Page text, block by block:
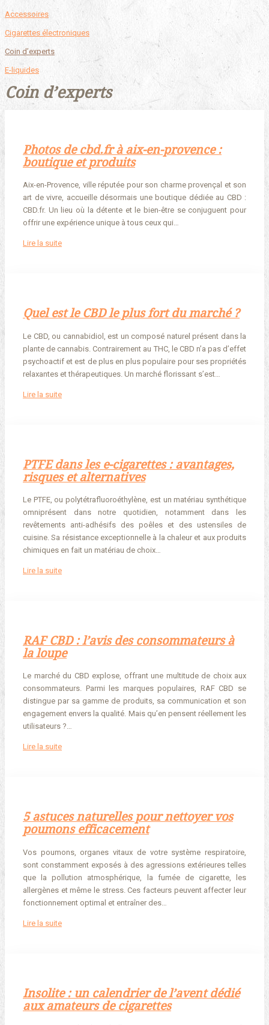
Accessoires
Cigarettes électroniques
Coin d’experts
E-liquides
Coin d’experts
Photos de cbd.fr à aix-en-provence :
boutique et produits
Aix-en-Provence, ville réputée pour son charme provençal et son
art de vivre, accueille désormais une boutique dédiée au CBD :
CBD.fr. Un lieu où la détente et le bien-être se conjuguent pour
offrir une expérience unique à tous ceux qui…
Lire la suite
Quel est le CBD le plus fort du marché ?
Le CBD, ou cannabidiol, est un composé naturel présent dans la
plante de cannabis. Contrairement au THC, le CBD n’a pas d’effet
psychoactif et est de plus en plus populaire pour ses propriétés
relaxantes et thérapeutiques. Un marché florissant s’est…
Lire la suite
PTFE dans les e-cigarettes : avantages,
risques et alternatives
Le PTFE, ou polytétrafluoroéthylène, est un matériau synthétique
omniprésent dans notre quotidien, notamment dans les
revêtements anti-adhésifs des poêles et des ustensiles de
cuisine. Sa résistance exceptionnelle à la chaleur et aux produits
chimiques en fait un matériau de choix…
Lire la suite
RAF CBD : l’avis des consommateurs à
la loupe
Le marché du CBD explose, offrant une multitude de choix aux
consommateurs. Parmi les marques populaires, RAF CBD se
distingue par sa gamme de produits, sa communication et son
engagement envers la qualité. Mais qu’en pensent réellement les
utilisateurs ?…
Lire la suite
5 astuces naturelles pour nettoyer vos
poumons efficacement
Vos poumons, organes vitaux de votre système respiratoire,
sont constamment exposés à des agressions extérieures telles
que la pollution atmosphérique, la fumée de cigarette, les
allergènes et même le stress. Ces facteurs peuvent affecter leur
fonctionnement optimal et entraîner des…
Lire la suite
Insolite : un calendrier de l’avent dédié
aux amateurs de cigarettes